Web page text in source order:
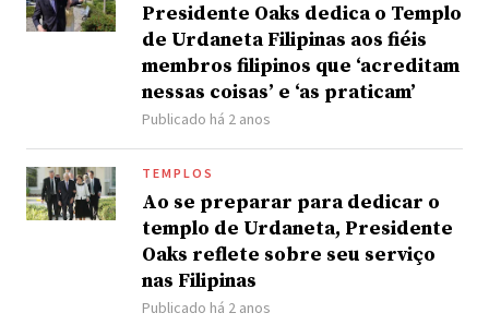
Presidente Oaks dedica o Templo
de Urdaneta Filipinas aos fiéis
membros filipinos que ‘acreditam
nessas coisas’ e ‘as praticam’
Publicado há 2 anos
TEMPLOS
Ao se preparar para dedicar o
templo de Urdaneta, Presidente
Oaks reflete sobre seu serviço
nas Filipinas
Publicado há 2 anos